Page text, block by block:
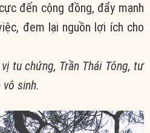
đến cộng đồng, đẩy mạnh
đem lại nguồn lợi ích cho
tu chứng, Trần Thái Tông, tư
sinh.